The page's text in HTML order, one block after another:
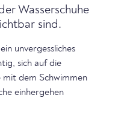
Wasserschuhe
sind.
unvergessliches
sich auf die
dem Schwimmen
einhergehen